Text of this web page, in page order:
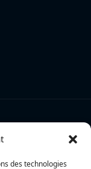
des technologies
police nationale,